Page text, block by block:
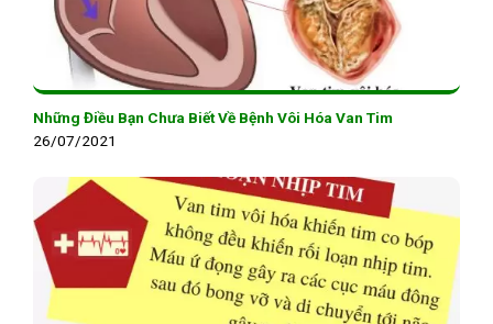
Những Điều Bạn Chưa Biết Về Bệnh Vôi Hóa Van Tim
26/07/2021